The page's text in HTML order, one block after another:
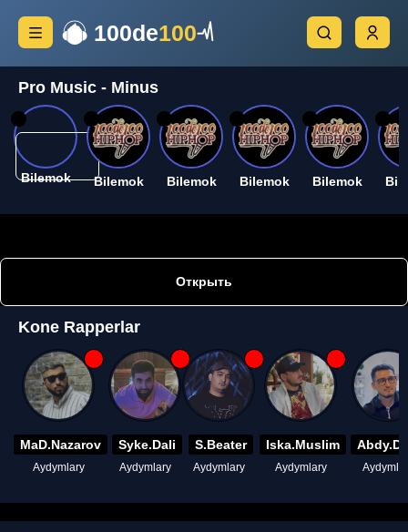
100de100
Pro Music - Minus
Bilemok Bilemok Bilemok Bilemok Bilemok
Открыть
Kone Rapperlar
MaD.Nazarov
Aydymlary
Syke.Dali
Aydymlary
S.Beater
Aydymlary
Iska.Muslim
Aydymlary